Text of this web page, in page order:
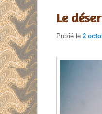
Le
Publié le 2